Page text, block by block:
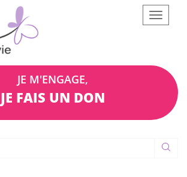
Afficher
le
JE M'ENGAGE,
JE FAIS UN DON